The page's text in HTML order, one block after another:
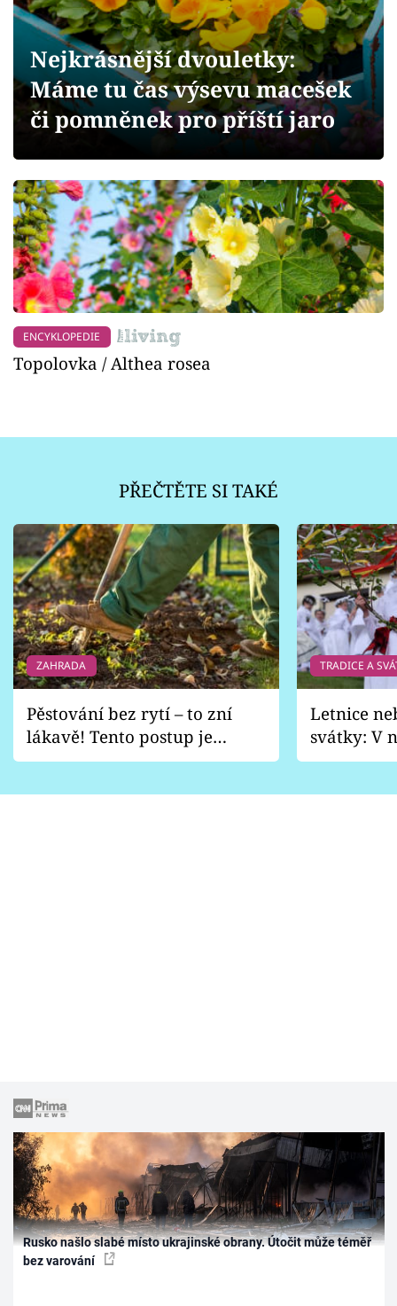
Přihlášení
Sledujte nás
Nejkrásnější dvouletky:
Máme tu čas výsevu macešek
či pomněnek pro příští jaro
ENCYKLOPEDIE
Topolovka / Althea rosea
PŘEČTĚTE SI TAKÉ
ZAHRADA
Pěstování bez rytí – to zní
lákavě! Tento postup je
vhodný jen pro některé
TRADICE A
Letnice
svátky: V
pondělí
Rusko našlo slabé místo ukrajinské obrany. Útočit může téměř
bez varování